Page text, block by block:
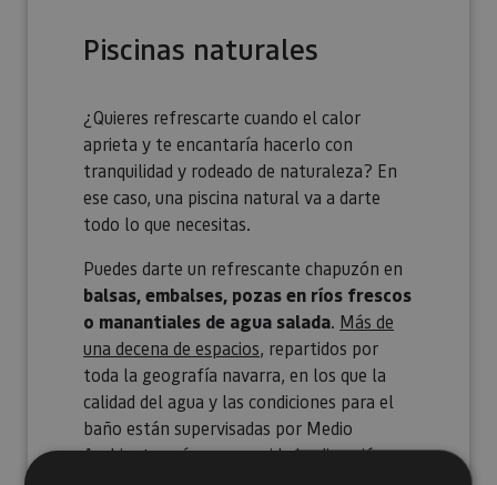
Piscinas naturales
¿Quieres refrescarte cuando el calor
aprieta y te encantaría hacerlo con
tranquilidad y rodeado de naturaleza? En
ese caso, una piscina natural va a darte
todo lo que necesitas.
Puedes darte un refrescante chapuzón en
balsas, embalses, pozas en ríos frescos
o manantiales de agua salada. Más de
una decena de espacios, repartidos por
toda la geografía navarra, en los que la
calidad del agua y las condiciones para el
baño están supervisadas por Medio
Ambiente, así que ¡seguridad y diversión